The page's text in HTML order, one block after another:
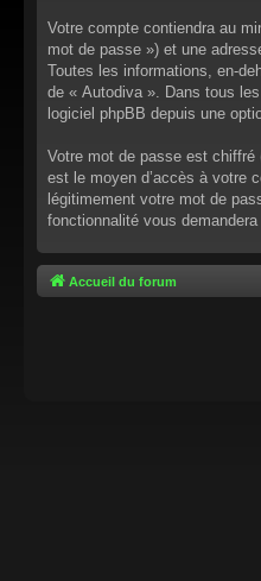
Votre compte contiendra au
mot de passe ») et une
Toutes les informations, en-
de « Autodiva ». Dans tous
logiciel phpBB depuis une
Votre mot de passe est
est le moyen d’accès à votre
légitimement votre mot de
fonctionnalité vous
Accueil du forum